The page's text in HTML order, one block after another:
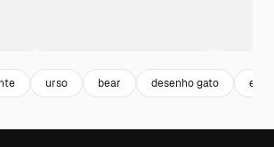
urso bear desenho gato